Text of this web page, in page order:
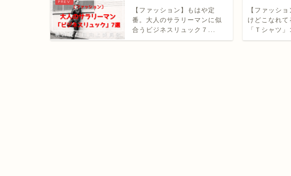
【ファッション】もはや定
番。大人のサラリーマンに似
合うビジネスリュック７...
【ファッシ
けどこなれ
「Ｔシャツ